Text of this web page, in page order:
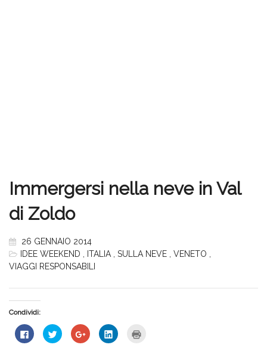
Immergersi nella neve in Val
di Zoldo
26 GENNAIO 2014
IDEE WEEKEND
ITALIA SULLA NEVE VENETO
VIAGGI RESPONSABILI
Condividi:
Fai
clic
Fai
clic
Fai
clic
Fai
clic